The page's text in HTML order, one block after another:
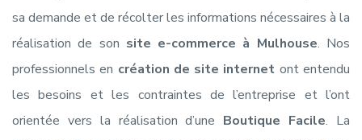
sa demande et de récolter les informations nécessaires à la
réalisation de son site e-commerce à Mulhouse. Nos
professionnels en création de site internet ont entendu
les besoins et les contraintes de l’entreprise et l’ont
orientée vers la réalisation d’une Boutique Facile. La